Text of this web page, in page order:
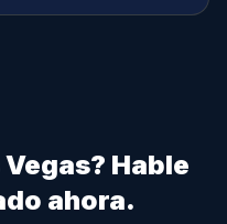
Hable
ahora.